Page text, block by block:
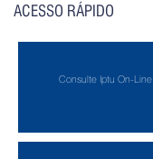
ACESSO RÁPIDO
Consulte Iptu On-Line